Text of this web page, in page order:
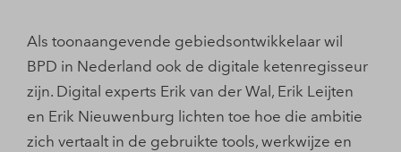
Als toonaangevende gebiedsontwikkelaar wil
BPD in Nederland ook de digitale ketenregisseur
zijn. Digital experts Erik van der Wal, Erik Leijten
en Erik Nieuwenburg lichten toe hoe die ambitie
zich vertaalt in de gebruikte tools, werkwijze en